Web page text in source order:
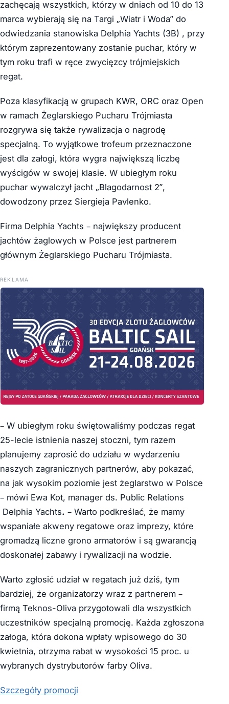
zachęcają wszystkich, którzy w dniach od 10 do 13
marca wybierają się na Targi „Wiatr i Woda” do
odwiedzania stanowiska Delphia Yachts (3B) , przy
którym zaprezentowany zostanie puchar, który w
tym roku trafi w ręce zwycięzcy trójmiejskich
regat.
Poza klasyfikacją w grupach KWR, ORC oraz Open
w ramach Żeglarskiego Pucharu Trójmiasta
rozgrywa się także rywalizacja o nagrodę
specjalną. To wyjątkowe trofeum przeznaczone
jest dla załogi, która wygra największą liczbę
wyścigów w swojej klasie. W ubiegłym roku
puchar wywalczył jacht „Blagodarnost 2”,
dowodzony przez Siergieja Pavlenko.
Firma Delphia Yachts – największy producent
jachtów żaglowych w Polsce jest partnerem
głównym Żeglarskiego Pucharu Trójmiasta.
REKLAMA
– W ubiegłym roku świętowaliśmy podczas regat
25-lecie istnienia naszej stoczni, tym razem
planujemy zaprosić do udziału w wydarzeniu
naszych zagranicznych partnerów, aby pokazać,
na jak wysokim poziomie jest żeglarstwo w Polsce
– mówi Ewa Kot, manager ds. Public Relations
Delphia Yachts. – Warto podkreślać, że mamy
wspaniałe akweny regatowe oraz imprezy, które
gromadzą liczne grono armatorów i są gwarancją
doskonałej zabawy i rywalizacji na wodzie.
Warto zgłosić udział w regatach już dziś, tym
bardziej, że organizatorzy wraz z partnerem –
firmą Teknos-Oliva przygotowali dla wszystkich
uczestników specjalną promocję. Każda zgłoszona
załoga, która dokona wpłaty wpisowego do 30
kwietnia, otrzyma rabat w wysokości 15 proc. u
wybranych dystrybutorów farby Oliva.
Szczegóły promocji